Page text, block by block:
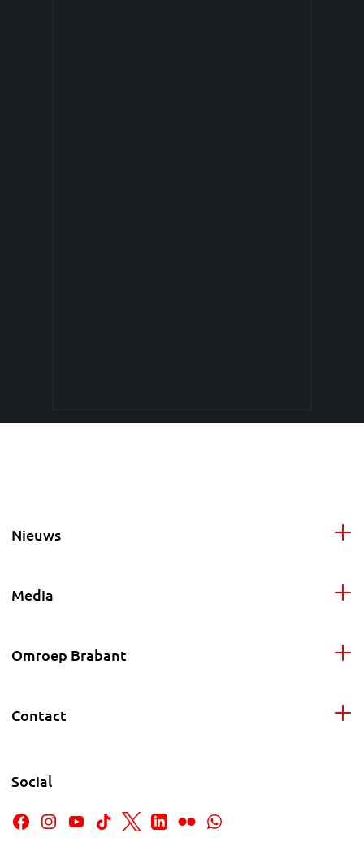
Nieuws
Media
Omroep Brabant
Contact
Social